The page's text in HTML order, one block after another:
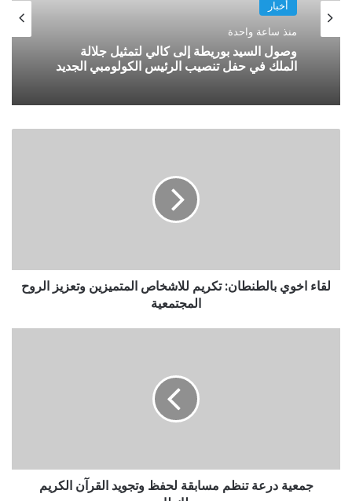
أخبار
منذ ساعة واحدة
وصول السيد بوريطة إلى كالي لتمثيل جلالة
الملك في حفل تنصيب الرئيس الكولومبي الجديد
لقاء اخوي بالطنطان: تكريم للاشخاص المتميزين وتعزيز الروح
المجتمعية
جمعية درعة تنظم مسابقة لحفظ وتجويد القرآن الكريم